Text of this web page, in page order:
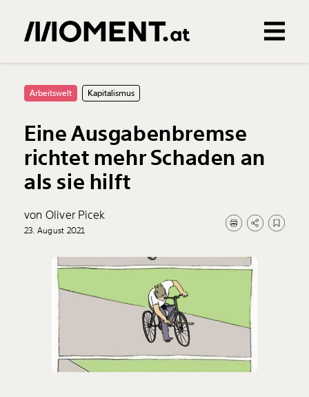
0Treffer
Arbeitswelt Kapitalismus
Eine Ausgabenbremse
richtet mehr Schaden an
als sie hilft
von Oliver Picek
23. August 2021